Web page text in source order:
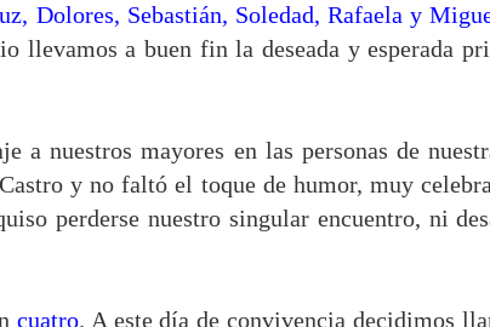
Dolores, Sebastián, Soledad, Rafaela y
llevamos a buen fin la deseada y esperada
a nuestros mayores en las personas de
y no faltó el toque de humor, muy
perderse nuestro singular encuentro, ni
cuatro. A este día de convivencia decidimos